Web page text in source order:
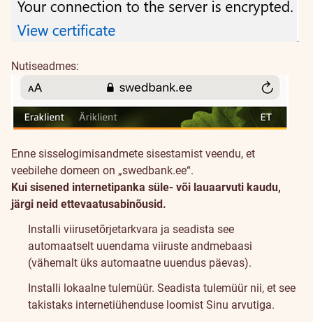
Nutiseadmes:
Enne sisselogimisandmete sisestamist veendu, et
veebilehe domeen on „swedbank.ee“.
Kui sisened internetipanka süle- või lauaarvuti kaudu,
järgi neid ettevaatusabinõusid.
Installi viirusetõrjetarkvara ja seadista see
automaatselt uuendama viiruste andmebaasi
(vähemalt üks automaatne uuendus päevas).
Installi lokaalne tulemüür. Seadista tulemüür nii, et see
takistaks internetiühenduse loomist Sinu arvutiga.